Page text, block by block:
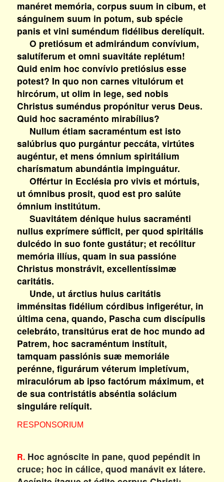
manéret memória, corpus suum in cibum, et
sánguinem suum in potum, sub spécie
panis et vini suméndum fidélibus derelíquit.
O pretiósum et admirándum convívium,
salutíferum et omni suavitáte replétum!
Quid enim hoc convívio pretiósius esse
potest? In quo non carnes vitulórum et
hircórum, ut olim in lege, sed nobis
Christus suméndus propónitur verus Deus.
Quid hoc sacraménto mirabílius?
Nullum étiam sacraméntum est isto
salúbrius quo purgántur peccáta, virtútes
augéntur, et mens ómnium spiritálium
charísmatum abundántia impinguátur.
Offértur in Ecclésia pro vivis et mórtuis,
ut ómnibus prosit, quod est pro salúte
ómnium institútum.
Suavitátem dénique huius sacraménti
nullus exprímere súfficit, per quod spiritális
dulcédo in suo fonte gustátur; et recólitur
memória illíus, quam in sua passióne
Christus monstrávit, excellentíssimæ
caritátis.
Unde, ut árctius huius caritátis
imménsitas fidélium córdibus infigerétur, in
última cena, quando, Pascha cum discípulis
celebráto, transitúrus erat de hoc mundo ad
Patrem, hoc sacraméntum instítuit,
tamquam passiónis suæ memoriále
perénne, figurárum véterum impletívum,
miraculórum ab ipso factórum máximum, et
de sua contristátis abséntia solácium
singuláre relíquit.
RESPONSORIUM
R.Hoc agnóscite in pane, quod pepéndit in
cruce; hoc in cálice, quod manávit ex látere.